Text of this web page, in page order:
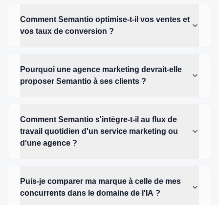
Comment Semantio optimise-t-il vos ventes et
vos taux de conversion ?
Pourquoi une agence marketing devrait-elle
proposer Semantio à ses clients ?
Comment Semantio s'intègre-t-il au flux de
travail quotidien d'un service marketing ou
d'une agence ?
Puis-je comparer ma marque à celle de mes
concurrents dans le domaine de l'IA ?